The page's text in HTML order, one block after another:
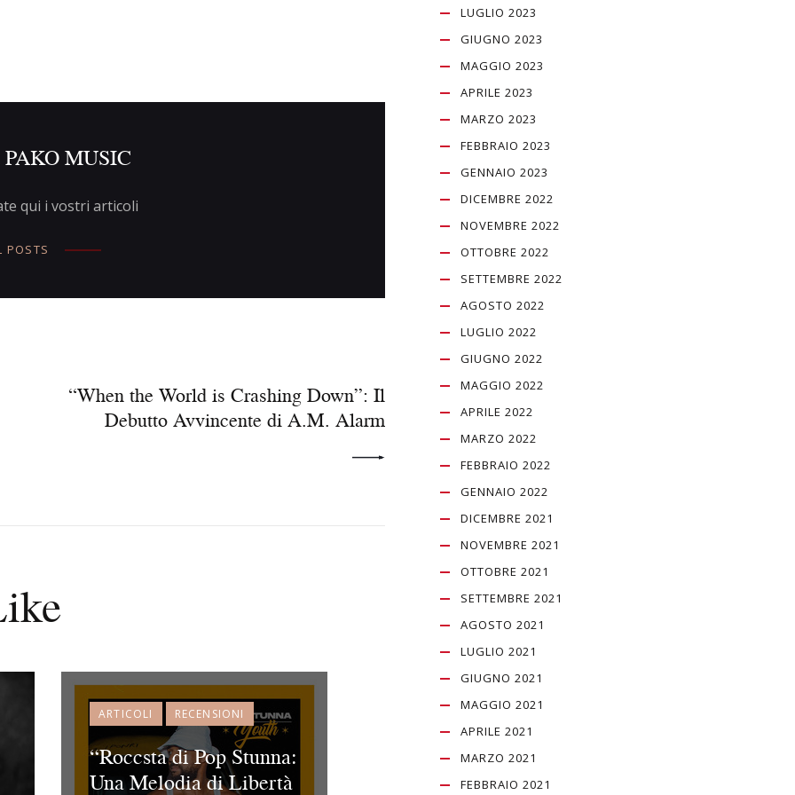
MUSIC
qui i vostri articoli
POSTS
“When the World is Crashing Down”: Il
Debutto Avvincente di A.M. Alarm
ARTICOLI RECENSIONI
“Roccsta di Pop Stunna:
Una Melodia di Libertà
LUGLIO 2023
GIUGNO 2023
MAGGIO 2023
APRILE 2023
MARZO 2023
FEBBRAIO 2023
GENNAIO 2023
DICEMBRE 2022
NOVEMBRE 2022
OTTOBRE 2022
SETTEMBRE 2022
AGOSTO 2022
LUGLIO 2022
GIUGNO 2022
MAGGIO 2022
APRILE 2022
MARZO 2022
FEBBRAIO 2022
GENNAIO 2022
DICEMBRE 2021
NOVEMBRE 2021
OTTOBRE 2021
SETTEMBRE 2021
AGOSTO 2021
LUGLIO 2021
GIUGNO 2021
MAGGIO 2021
APRILE 2021
MARZO 2021
FEBBRAIO 2021